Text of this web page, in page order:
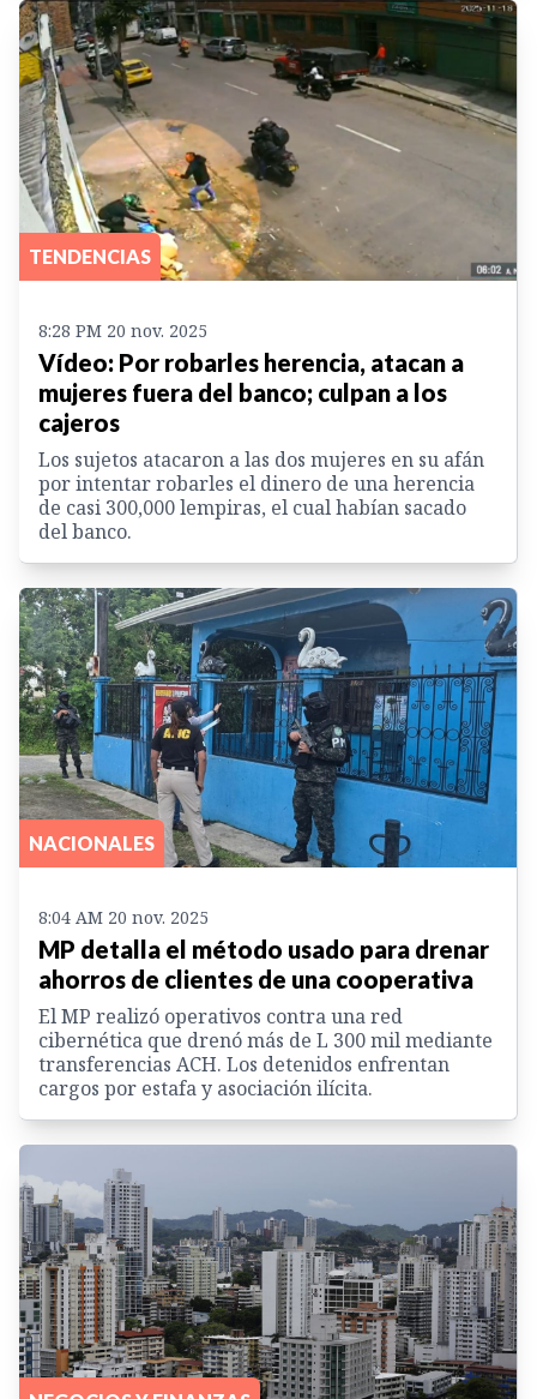
TENDENCIAS
8:28 PM 20 nov. 2025
Vídeo: Por robarles herencia, atacan a
mujeres fuera del banco; culpan a los
cajeros
Los sujetos atacaron a las dos mujeres en su afán
por intentar robarles el dinero de una herencia
de casi 300,000 lempiras, el cual habían sacado
del banco.
NACIONALES
8:04 AM 20 nov. 2025
MP detalla el método usado para drenar
ahorros de clientes de una cooperativa
El MP realizó operativos contra una red
cibernética que drenó más de L 300 mil mediante
transferencias ACH. Los detenidos enfrentan
cargos por estafa y asociación ilícita.